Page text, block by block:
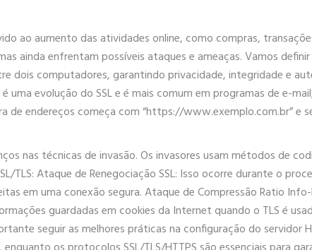
ao aumento das atividades online, como compras,
ainda enfrentam possíveis ataques e ameaças. Vamos
dois computadores, garantindo privacidade, integridade e
uma evolução do SSL e é mais comum em programas de e-
endereços começa com “https://www.exemplo.com.br” e
nas técnicas de invasão. Os invasores usam métodos de
TLS: Ataque de Renegociação SSL: Isso ocorre durante o
em uma conexão segura. Ataque de Compressão Ratio
guardadas em cookies da Internet quando o TLS é
seguir as melhores práticas na configuração do servidor